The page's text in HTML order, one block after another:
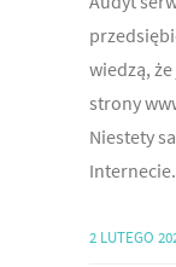
wiedzą,
strony
Niestety
2 LUTEGO